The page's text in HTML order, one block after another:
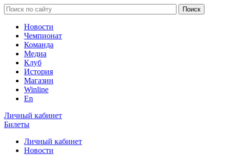
Новости
Чемпионат
Команда
Медиа
Клуб
История
Магазин
Winline
En
Личный кабинет
Билеты
Личный кабинет
Новости